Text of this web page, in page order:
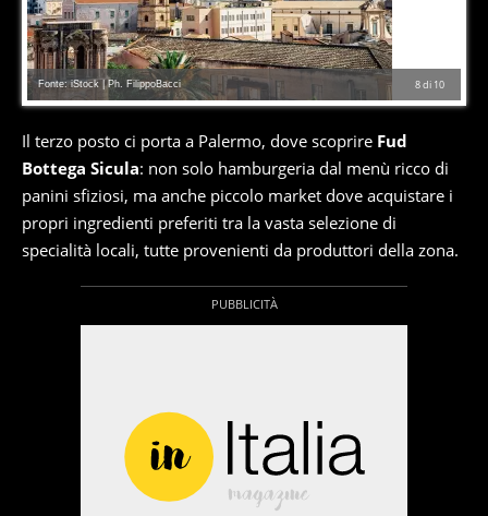
8di 10
Fonte: iStock | Ph. FilippoBacci
Il terzo posto ci porta a Palermo, dove scoprire Fud
Bottega Sicula: non solo hamburgeria dal menù ricco di
panini sfiziosi, ma anche piccolo market dove acquistare i
propri ingredienti preferiti tra la vasta selezione di
specialità locali, tutte provenienti da produttori della zona.